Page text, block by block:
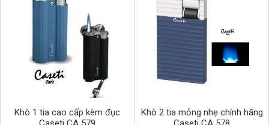
Khò 1 tia cao cấp kèm đục
Khò 2 tia mỏng nhẹ chính hãng